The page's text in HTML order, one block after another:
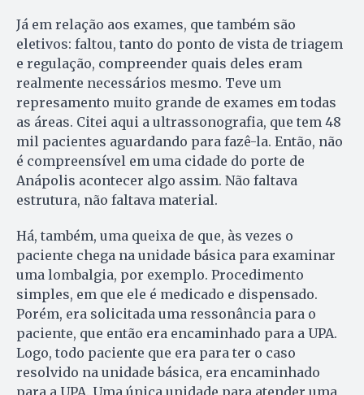
Já em relação aos exames, que também são
eletivos: faltou, tanto do ponto de vista de triagem
e regulação, compreender quais deles eram
realmente necessários mesmo. Teve um
represamento muito grande de exames em todas
as áreas. Citei aqui a ultrassonografia, que tem 48
mil pacientes aguardando para fazê-la. Então, não
é compreensível em uma cidade do porte de
Anápolis acontecer algo assim. Não faltava
estrutura, não faltava material.
Há, também, uma queixa de que, às vezes o
paciente chega na unidade básica para examinar
uma lombalgia, por exemplo. Procedimento
simples, em que ele é medicado e dispensado.
Porém, era solicitada uma ressonância para o
paciente, que então era encaminhado para a UPA.
Logo, todo paciente que era para ter o caso
resolvido na unidade básica, era encaminhado
para a UPA. Uma única unidade para atender uma